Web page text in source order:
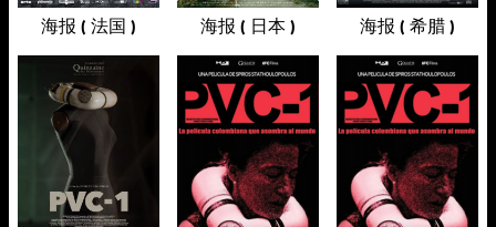
海报 ( 法国 ) 海报 ( 日本 ) 海报 ( 希腊 )